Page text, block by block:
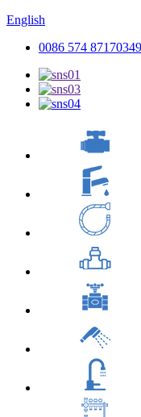
English
0086 574 87170349